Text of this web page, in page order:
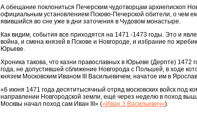
А обещание поклониться Печерским чудотворцам архиепископ
официальным установлением Псково-Печерской обители, о чем
явившийся во сне уже в дни заточения в Чудовом монастыре.
Как видим, события все приходятся на 1471 -1473 годы. Это и
война, и смена князей в Пскове и Новгороде, и избрание по
Юрьеве.
Хроника такова, что казни православных в Юрьеве (Дерпте) 1472
года, не допустившей сближение Новгорода с Польшей, в ходе
князем Московским Иваном III Васильевичем, начатое им в
«6 июня 1471 года десятитысячный отряд московских войск под
направлении Новгородской земли, ещё через неделю в поход
Москвы начал поход сам Иван III» («Иван 3 Васильевич»).